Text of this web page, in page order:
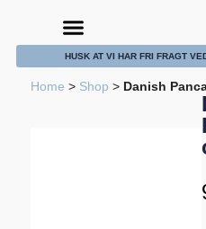
HUSK AT VI HAR FRI FRAGT
Home > Shop > Danish